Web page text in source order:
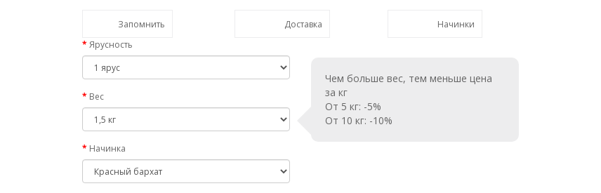
Запомнить Доставка
Начинки
Ярусность
Вес
Начинка
Чем больше вес, тем меньше цена
за кг
От 5 кг: -5%
От 10 кг: -10%